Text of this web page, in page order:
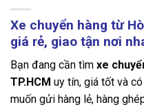
Xe chuyển hàng từ
giá rẻ, giao tận nơi
Bạn đang cần tìm xe
TP.HCM uy tín, giá tốt và
muốn gửi hàng lẻ, hàng